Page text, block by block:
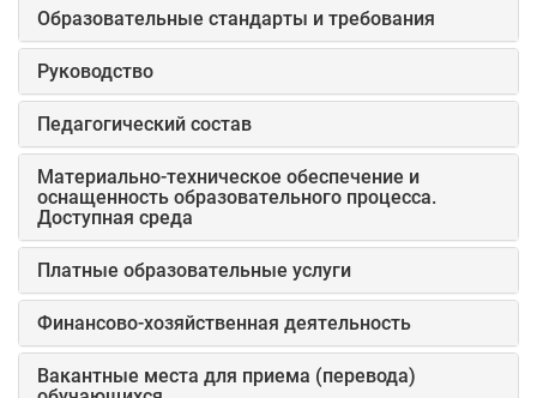
Образовательные стандарты и требования
Руководство
Педагогический состав
Материально-техническое обеспечение и
оснащенность образовательного процесса.
Доступная среда
Платные образовательные услуги
Финансово-хозяйственная деятельность
Вакантные места для приема (перевода)